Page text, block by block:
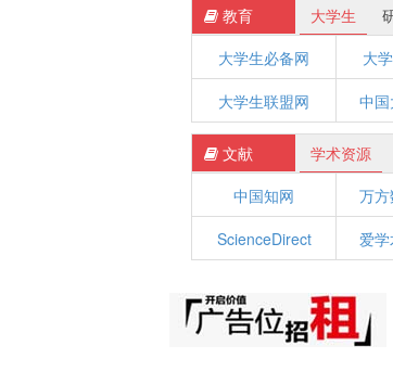
教育 大学生
大学生必备网
大
大学生联盟网
文献 学术资源
中国知网
ScienceDirect